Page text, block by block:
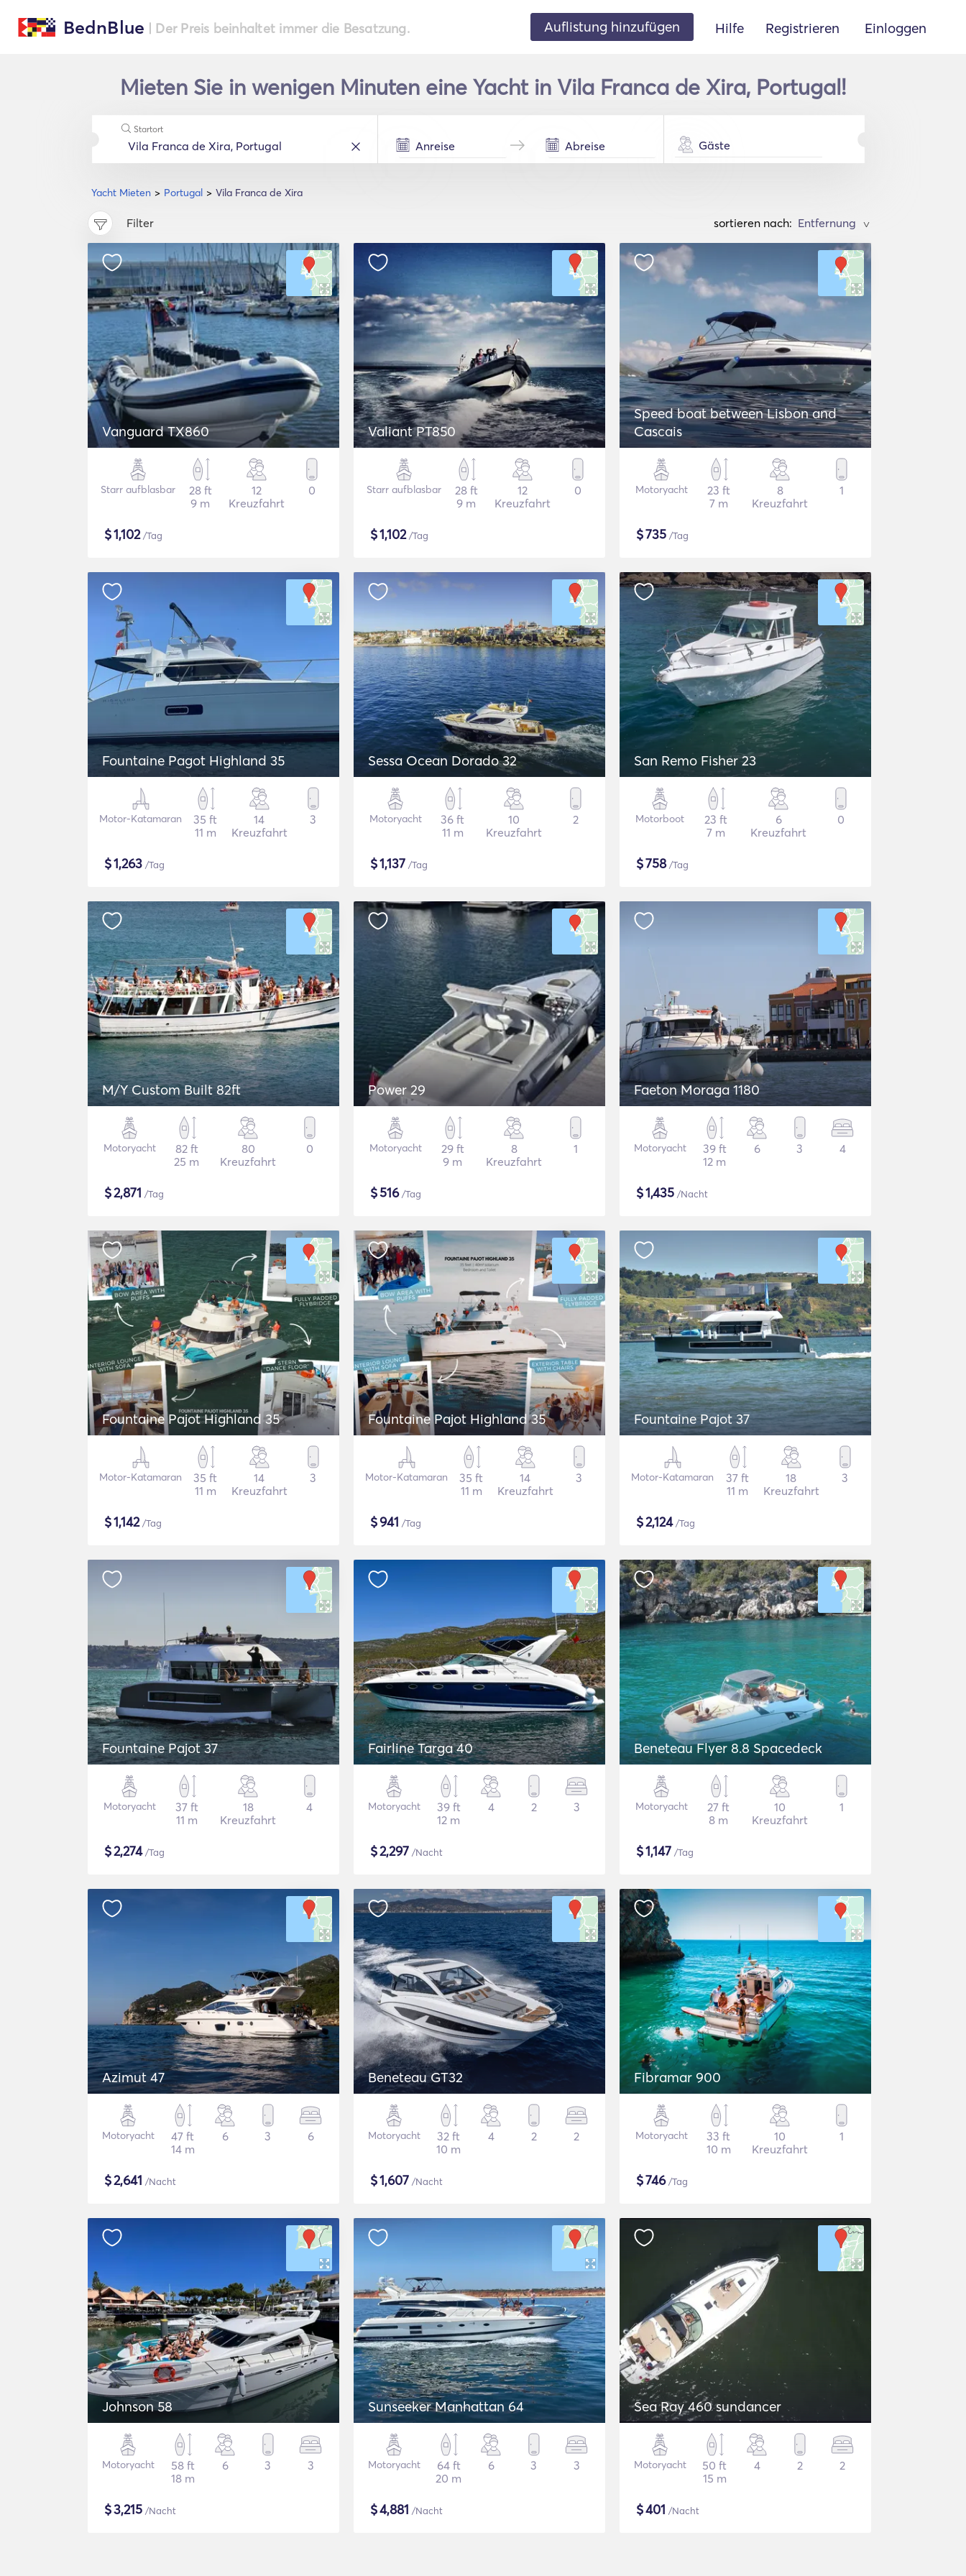
BednBlue | Der Preis beinhaltet immer die Besatzung. Auflistung hinzufügen Hilfe Registrieren Einloggen
Mieten Sie in wenigen Minuten eine Yacht in Vila Franca de Xira, Portugal!
Yacht Mieten Portugal Vila Franca de Xira
Startort
Gäste
Filter sortieren nach: >
Vanguard TX860
Starr aufblasbar
28 ft
9 m
12
Kreuzfahrt
0
$1,102/Tag
Valiant PT850
Starr aufblasbar
28 ft
9 m
12
Kreuzfahrt
0
$1,102/Tag
Speed boat between Lisbon and
Cascais
Motoryacht
23 ft
7 m
8
Kreuzfahrt
1
$735 /Tag
Fountaine Pagot Highland 35
Motor-Katamaran
35 ft
11 m
14
Kreuzfahrt
3
$1,263 /Tag
Sessa Ocean Dorado 32
Motoryacht
36 ft
11 m
10
Kreuzfahrt
2
$1,137 /Tag
San Remo Fisher 23
Motorboot
23 ft
7 m
6
Kreuzfahrt
0
$758/Tag
M/Y Custom Built 82ft
Motoryacht
82 ft
25 m
80
Kreuzfahrt
0
$2,871 /Tag
Power 29
Motoryacht
29 ft
9 m
8
Kreuzfahrt
1
$516/Tag
Faeton Moraga 1180
Motoryacht
39 ft
12 m
6 3 4
$1,435 /Nacht
Fountaine Pajot Highland 35
Motor-Katamaran
35 ft
11 m
14
Kreuzfahrt
3
$1,142/Tag
Fountaine Pajot Highland 35
Motor-Katamaran
35 ft
11 m
14
Kreuzfahrt
3
$941 /Tag
Fountaine Pajot 37
Motor-Katamaran
37 ft
11 m
18
Kreuzfahrt
3
$2,124/Tag
Fountaine Pajot 37
Motoryacht
37 ft
11 m
18
Kreuzfahrt
4
$2,274/Tag
Fairline Targa 40
Motoryacht
39 ft
12 m
4 2 3
$2,297 /Nacht
Beneteau Flyer 8.8 Spacedeck
Motoryacht
27 ft
8 m
10
Kreuzfahrt
1
$1,147 /Tag
Azimut 47
Motoryacht
47 ft
14 m
6 3 6
$2,641 /Nacht
Beneteau GT32
Motoryacht
32 ft
10 m
4 2 2
$1,607 /Nacht
Fibramar 900
Motoryacht
33 ft
10 m
10
Kreuzfahrt
1
$746/Tag
Johnson 58
Motoryacht
58 ft
18 m
6 3 3
$3,215 /Nacht
Sunseeker Manhattan 64
Motoryacht
64 ft
20 m
6 3 3
$4,881 /Nacht
Sea Ray 460 sundancer
Motoryacht
50 ft
15 m
4 2 2
$401 /Nacht